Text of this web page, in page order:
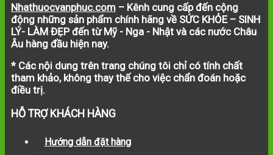
Nhathuocvanphuc.com– Kênh cung cấp đến cộng
động những sản phẩm chính hãng về SỨC KHỎE – SINH
LÝ- LÀM ĐẸP đến từ Mỹ - Nga - Nhật và các nước Châu
Âu hàng đầu hiện nay.
* Các nội dung trên trang chúng tôi chỉ có tính chất
tham khảo, không thay thế cho việc chẩn đoán hoặc
điều trị.
HỖ TRỢ KHÁCH HÀNG
Hướng dẫn đặt hàng